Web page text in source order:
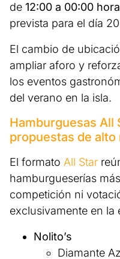
de 12:00 a 00:00
prevista para el día
El cambio de
ampliar aforo y
los eventos
del verano en la isla.
Hamburguesas All
propuestas de alto
El formato All Star
hamburgueserías
competición ni
exclusivamente en la
Nolito’s
Diamante